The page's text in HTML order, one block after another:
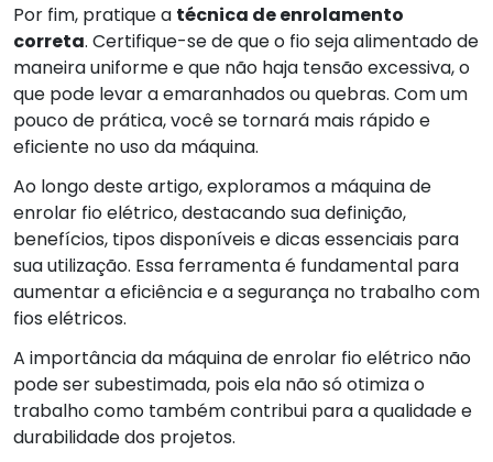
Por fim, pratique a técnica de enrolamento
correta. Certifique-se de que o fio seja alimentado de
maneira uniforme e que não haja tensão excessiva, o
que pode levar a emaranhados ou quebras. Com um
pouco de prática, você se tornará mais rápido e
eficiente no uso da máquina.
Ao longo deste artigo, exploramos a máquina de
enrolar fio elétrico, destacando sua definição,
benefícios, tipos disponíveis e dicas essenciais para
sua utilização. Essa ferramenta é fundamental para
aumentar a eficiência e a segurança no trabalho com
fios elétricos.
A importância da máquina de enrolar fio elétrico não
pode ser subestimada, pois ela não só otimiza o
trabalho como também contribui para a qualidade e
durabilidade dos projetos.